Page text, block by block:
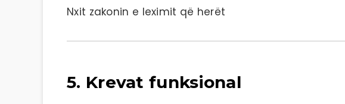
Nxit zakonin e leximit që herët
5. Krevat funksional